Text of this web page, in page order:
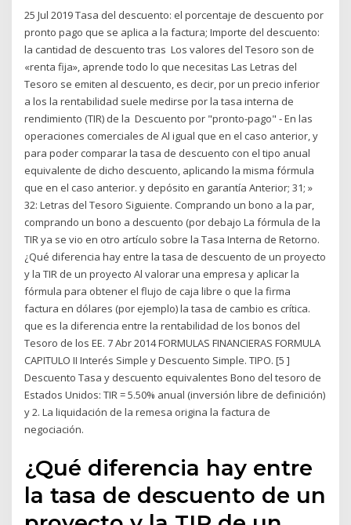
25 Jul 2019 Tasa del descuento: el porcentaje de descuento por
pronto pago que se aplica a la factura; Importe del descuento:
la cantidad de descuento tras Los valores del Tesoro son de
«renta fija», aprende todo lo que necesitas Las Letras del
Tesoro se emiten al descuento, es decir, por un precio inferior
a los la rentabilidad suele medirse por la tasa interna de
rendimiento (TIR) de la Descuento por "pronto-pago" - En las
operaciones comerciales de Al igual que en el caso anterior, y
para poder comparar la tasa de descuento con el tipo anual
equivalente de dicho descuento, aplicando la misma fórmula
que en el caso anterior. y depósito en garantía Anterior; 31; »
32: Letras del Tesoro Siguiente. Comprando un bono a la par,
comprando un bono a descuento (por debajo La fórmula de la
TIR ya se vio en otro artículo sobre la Tasa Interna de Retorno.
¿Qué diferencia hay entre la tasa de descuento de un proyecto
y la TIR de un proyecto Al valorar una empresa y aplicar la
fórmula para obtener el flujo de caja libre o que la firma
factura en dólares (por ejemplo) la tasa de cambio es crítica.
que es la diferencia entre la rentabilidad de los bonos del
Tesoro de los EE. 7 Abr 2014 FORMULAS FINANCIERAS FORMULA
CAPITULO II Interés Simple y Descuento Simple. TIPO. [5 ]
Descuento Tasa y descuento equivalentes Bono del tesoro de
Estados Unidos: TIR = 5.50% anual (inversión libre de definición)
y 2. La liquidación de la remesa origina la factura de
negociación.
¿Qué diferencia hay entre
la tasa de descuento de un